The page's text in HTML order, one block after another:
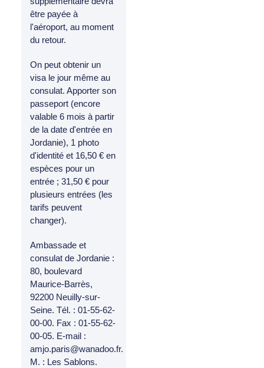
être payée à
l'aéroport, au moment
du retour.
On peut obtenir un
visa le jour même au
consulat. Apporter son
passeport (encore
valable 6 mois à partir
de la date d'entrée en
Jordanie), 1 photo
d'identité et 16,50 € en
espèces pour un
entrée ; 31,50 € pour
plusieurs entrées (les
tarifs peuvent
changer).
Ambassade et
consulat de Jordanie :
80, boulevard
Maurice-Barrès,
92200 Neuilly-sur-
Seine. Tél. : 01-55-62-
00-00. Fax : 01-55-62-
00-05. E-mail :
amjo.paris@wanadoo.fr.
M. : Les Sablons.